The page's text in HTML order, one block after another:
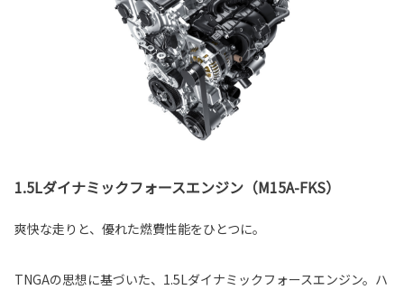
1.5Lダイナミックフォースエンジン（M15A-FKS）
爽快な走りと、優れた燃費性能をひとつに。
TNGAの思想に基づいた、1.5Lダイナミックフォースエンジン。ハ